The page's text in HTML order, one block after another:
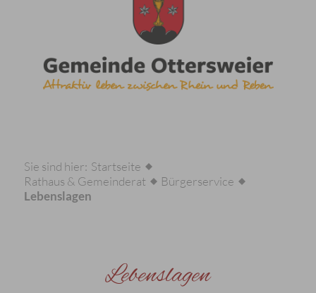
Sie sind hier: Startseite
Rathaus & Gemeinderat
Bürgerservice
Lebenslagen
Lebenslagen